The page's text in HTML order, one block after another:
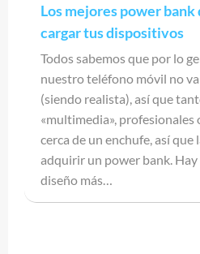
Los mejores power bank
cargar tus dispositivos
Todos sabemos que por lo
nuestro teléfono móvil no
(siendo realista), así que
«multimedia», profesionales
cerca de un enchufe, así que
adquirir un power bank.
diseño más…